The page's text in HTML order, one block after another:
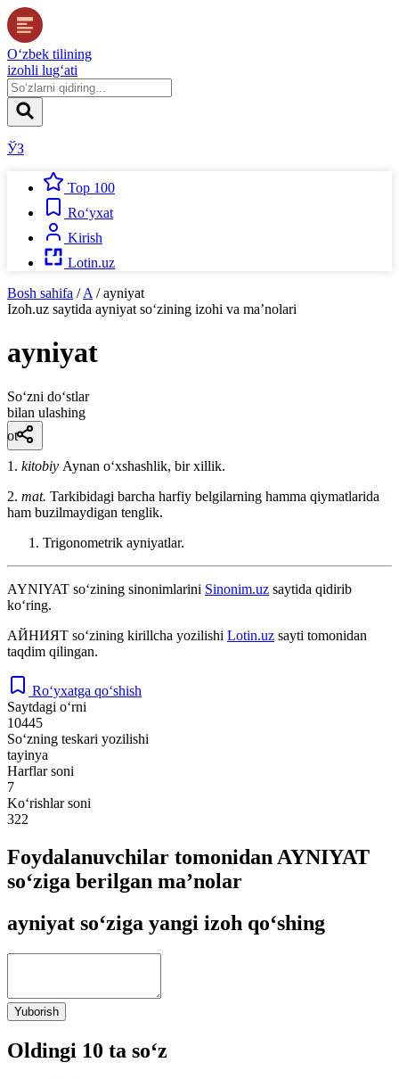
O‘zbek tilining
izohli lug‘ati
ЎЗ
Top 100
Ro‘yxat
Kirish
Lotin.uz
Bosh sahifa / A / ayniyat
Izoh.uz saytida ayniyat so‘zining izohi va ma’nolari
ayniyat
So‘zni do‘stlar
bilan ulashing
ot
1. kitobiy Aynan oʻxshashlik, bir xillik.
2. mat. Tarkibidagi barcha harfiy belgilarning hamma qiymatlarida
ham buzilmaydigan tenglik.
Trigonometrik ayniyatlar.
AYNIYAT so‘zining sinonimlarini Sinonim.uz saytida qidirib
ko‘ring.
АЙНИЯТ so‘zining kirillcha yozilishi Lotin.uz sayti tomonidan
taqdim qilingan.
Ro‘yxatga qo‘shish
Saytdagi o‘rni
10445
So‘zning teskari yozilishi
tayinya
Harflar soni
7
Ko‘rishlar soni
322
Foydalanuvchilar tomonidan AYNIYAT
so‘ziga berilgan ma’nolar
ayniyat so‘ziga yangi izoh qo‘shing
Yuborish
Oldingi 10 ta so‘z